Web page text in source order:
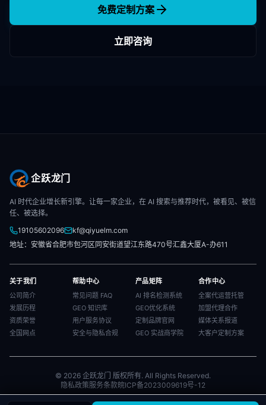
免费定制方案
立即咨询
企跃龙门
AI 时代企业增长新引擎。让每一家企业，在 AI 搜索与推荐时代，被看见、被信
任、被选择。
19105602096
kf@qiyuelm.com
地址：安徽省合肥市包河区同安街道望江东路470号汇鑫大厦A-办611
关于我们
公司简介
发展历程
资质荣誉
全国网点
帮助中心
常见问题 FAQ
GEO 知识库
用户服务协议
安全与隐私合规
产品矩阵
AI 排名检测系统
GEO优化系统
定制品牌官网
GEO 实战商学院
合作中心
全案代运营托管
加盟代理合作
媒体关系报道
大客户定制方案
© 2026 企跃龙门 版权所有. All Rights Reserved.
隐私政策服务条款皖ICP备2023009619号-12